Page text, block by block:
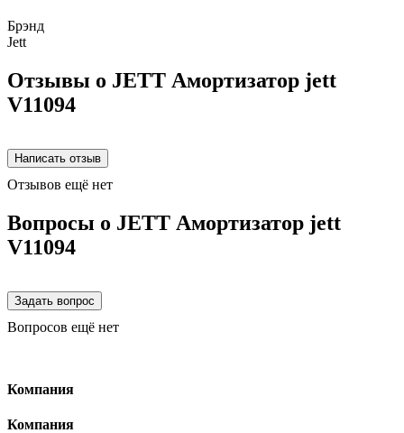
Брэнд
Jett
Отзывы о JETT Амортизатор jett
V11094
Отзывов ещё нет
Вопросы о JETT Амортизатор jett
V11094
Вопросов ещё нет
Компания
Компания